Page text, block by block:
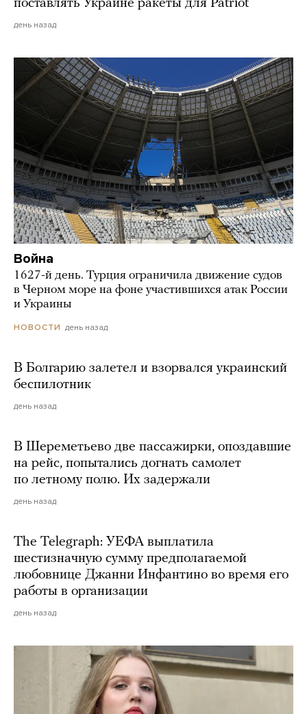
поставлять Украине ракеты для Patriot
день назад
Война
1627-й день. Турция ограничила движение судов
в Черном море на фоне участившихся атак России
и Украины
НОВОСТИ день назад
В Болгарию залетел и взорвался украинский
беспилотник
день назад
В Шереметьево две пассажирки, опоздавшие
на рейс, попытались догнать самолет
по летному полю. Их задержали
день назад
The Telegraph: УЕФА выплатила
шестизначную сумму предполагаемой
любовнице Джанни Инфантино во время его
работы в организации
день назад